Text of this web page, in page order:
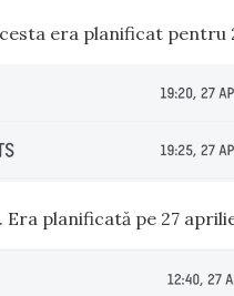
era planificat pentru
planificată pe 27